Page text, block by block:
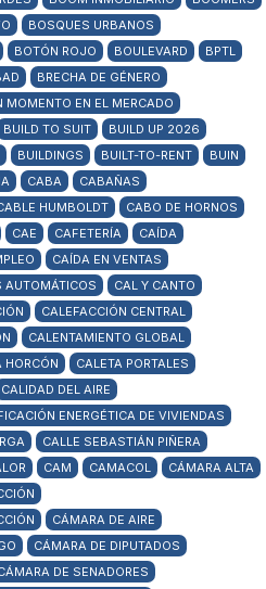
BOSQUES URBANOS
BOTÓN ROJO BOULEVARD
BPTL
BRECHA DE GÉNERO
MOMENTO EN EL MERCADO
BUILD TO SUIT
BUILD UP 2026
BUILDINGS BUILT-TO-RENT
BUIN
CABA
CABAÑAS
HUMBOLDT
CABO DE HORNOS
CAE CAFETERÍA
CAÍDA
CAÍDA EN VENTAS
AUTOMÁTICOS
CAL Y CANTO
CALEFACCIÓN CENTRAL
CALENTAMIENTO GLOBAL
HORCÓN
CALETA PORTALES
CALIDAD DEL AIRE
ENERGÉTICA DE VIVIENDAS
CALLE SEBASTIÁN PIÑERA
CAM CAMACOL
CÁMARA ALTA
CÁMARA DE AIRE
CÁMARA DE DIPUTADOS
DE SENADORES